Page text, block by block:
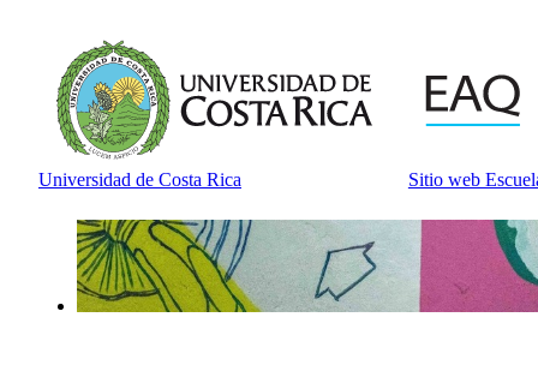
Universidad de Costa Rica Sitio web